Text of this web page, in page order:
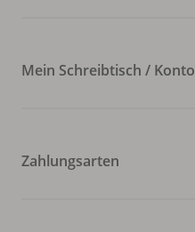
Mein Schreibtisch / Konto
Zahlungsarten